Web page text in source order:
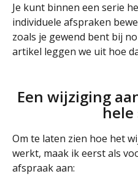
Je kunt binnen een serie
individuele afspraken
zoals je gewend bent bij
artikel leggen we uit hoe
Een wijziging
hele
Om te laten zien hoe het
werkt, maak ik eerst als
afspraak aan: